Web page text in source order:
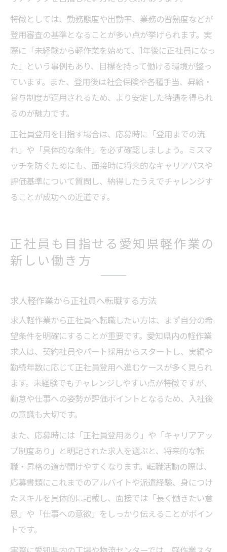
特徴としては、勤務態度や出勤率、業務の習熟度などが
登用審査の基準となることが多い点が挙げられます。実
際に「未経験から軽作業を始めて、1年後に正社員になっ
た」という事例もあり、目標を持って働ける環境が整っ
ています。また、登用後は社会保険や各種手当、昇給・
賞与制度が適用されるため、より安定した待遇を得られ
るのが魅力です。
正社員登用を目指す場合は、応募時に「登用までの流
れ」や「具体的な条件」を必ず確認しましょう。ミスマ
ッチを防ぐためにも、面接時に将来的なキャリアパスや
評価基準について質問し、納得したうえでチャレンジす
ることが成功への近道です。
正社員も目指せる愛知県軽作業の
新しい働き方
求人軽作業から正社員へ転職する方法
求人軽作業から正社員へ転職したい方は、まず自分の希
望条件を明確にすることが重要です。愛知県内の軽作業
求人は、契約社員やパート採用からスタートし、実績や
勤続年数に応じて正社員登用へ進むケースが多く見られ
ます。未経験でもチャレンジしやすい点が特徴ですが、
勤怠や仕事への姿勢が評価ポイントとなるため、入社後
の意識も大切です。
また、応募時には「正社員登用あり」や「キャリアアッ
プ制度あり」と明記された求人を選ぶと、将来的な転
職・昇格の道が開けやすくなります。転職活動の際は、
応募書類にこれまでのアルバイトや派遣経験、身につけ
たスキルを具体的に記載し、面接では「長く働きたい意
思」や「仕事への意欲」をしっかり伝えることがポイン
トです。